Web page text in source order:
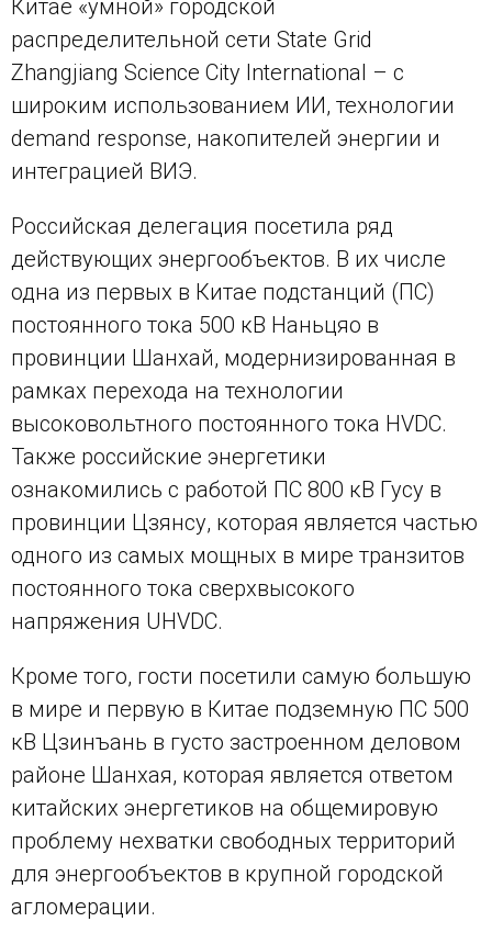
Китае «умной» городской
распределительной сети State Grid
Zhangjiang Science City International – с
широким использованием ИИ, технологии
demand response, накопителей энергии и
интеграцией ВИЭ.
Российская делегация посетила ряд
действующих энергообъектов. В их числе
одна из первых в Китае подстанций (ПС)
постоянного тока 500 кВ Наньцяо в
провинции Шанхай, модернизированная в
рамках перехода на технологии
высоковольтного постоянного тока HVDC.
Также российские энергетики
ознакомились с работой ПС 800 кВ Гусу в
провинции Цзянсу, которая является частью
одного из самых мощных в мире транзитов
постоянного тока сверхвысокого
напряжения UHVDC.
Кроме того, гости посетили самую большую
в мире и первую в Китае подземную ПС 500
кВ Цзинъань в густо застроенном деловом
районе Шанхая, которая является ответом
китайских энергетиков на общемировую
проблему нехватки свободных территорий
для энергообъектов в крупной городской
агломерации.